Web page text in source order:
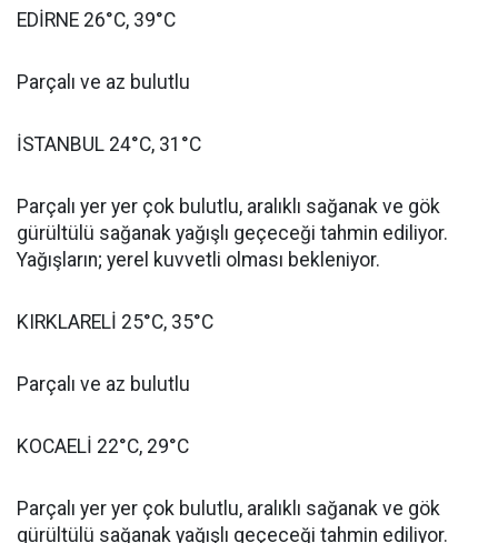
EDİRNE 26°C, 39°C
Parçalı ve az bulutlu
İSTANBUL 24°C, 31°C
Parçalı yer yer çok bulutlu, aralıklı sağanak ve gök
gürültülü sağanak yağışlı geçeceği tahmin ediliyor.
Yağışların; yerel kuvvetli olması bekleniyor.
KIRKLARELİ 25°C, 35°C
Parçalı ve az bulutlu
KOCAELİ 22°C, 29°C
Parçalı yer yer çok bulutlu, aralıklı sağanak ve gök
gürültülü sağanak yağışlı geçeceği tahmin ediliyor.